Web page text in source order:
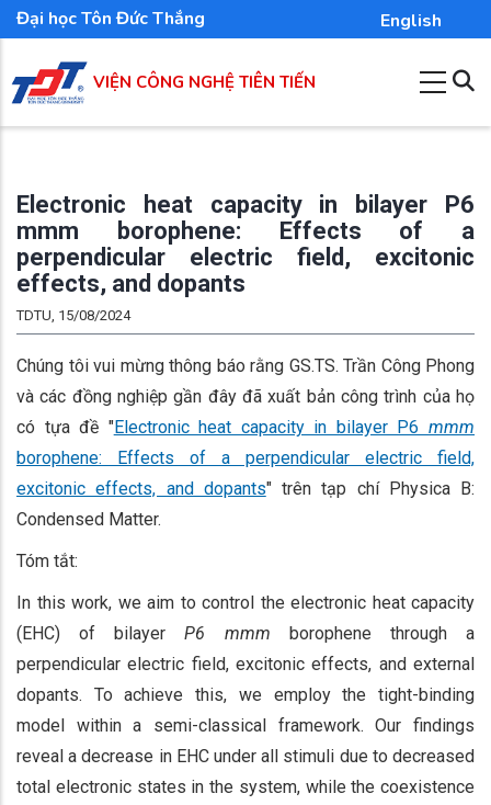
Nhảy
đến
nội
dung
Đại học Tôn Đức Thắng English
VIỆN CÔNG NGHỆ TIÊN TIẾN
Electronic heat capacity in bilayer P6
mmm borophene: Effects of a
perpendicular electric field, excitonic
effects, and dopants
TDTU, 15/08/2024
Chúng tôi vui mừng thông báo rằng GS.TS. Trần Công Phong
và các đồng nghiệp gần đây đã xuất bản công trình của họ
có tựa đề "Electronic heat capacity in bilayer P6mmm
borophene: Effects of a perpendicular electric field,
excitonic effects, and dopants" trên tạp chí Physica B:
Condensed Matter.
Tóm tắt:
In this work, we aim to control the electronic heat capacity
(EHC) of bilayerP6 mmm borophene through a
perpendicular electric field, excitonic effects, and external
dopants. To achieve this, we employ the tight-binding
model within a semi-classical framework. Our findings
reveal a decrease in EHC under all stimuli due to decreased
total electronic states in the system, while the coexistence